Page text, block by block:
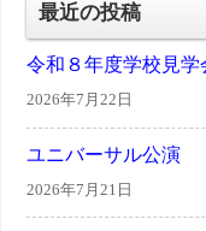
最近の投稿
令和８年度学校見学
2026年7月22日
ユニバーサル公演
2026年7月21日